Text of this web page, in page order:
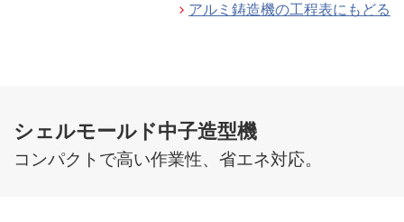
アルミ鋳造機の工程表にもどる
シェルモールド中子造型機
コンパクトで高い作業性、省エネ対応。